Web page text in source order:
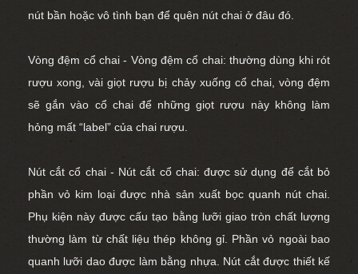
nút bần hoặc vô tình bạn để quên nút chai ở đâu đó.
Vòng đệm cổ chai - Vòng đệm cổ chai: thường dùng khi rót
rượu xong, vài giọt rượu bị chảy xuống cổ chai, vòng đệm
sẽ gắn vào cổ chai để những giọt rượu này không làm
hỏng mất “label” của chai rượu.
Nút cắt cổ chai - Nút cắt cổ chai: được sử dụng để cắt bỏ
phần vỏ kim loại được nhà sản xuất bọc quanh nút chai.
Phụ kiện này được cấu tạo bằng lưỡi giao tròn chất lượng
thường làm từ chất liệu thép không gỉ. Phần vỏ ngoài bao
quanh lưỡi dao được làm bằng nhựa. Nút cắt được thiết kế